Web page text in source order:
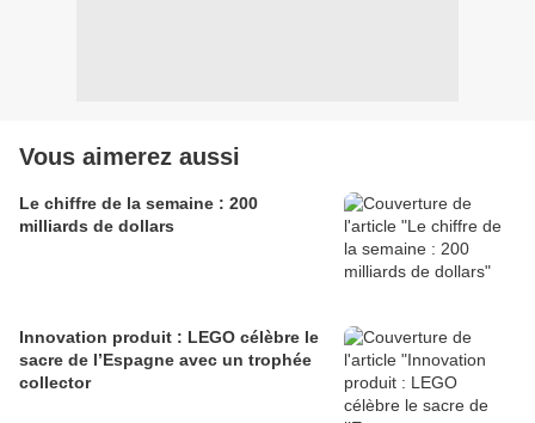
Vous aimerez aussi
Le chiffre de la semaine : 200
milliards de dollars
Innovation produit : LEGO célèbre le
sacre de l’Espagne avec un trophée
collector